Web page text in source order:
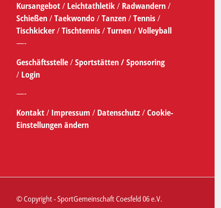
Kursangebot/Leichtathletik/ Radwandern/
Schießen/Taekwondo/Tanzen/Tennis/
Tischkicker/Tischtennis/Turnen/Volleyball
—-
Geschäftsstelle/Sportstätten /Sponsoring
/ Login
—-
Kontakt/ Impressum / Datenschutz/Cookie-
Einstellungen ändern
© Copyright - SportGemeinschaft Coesfeld 06 e.V.